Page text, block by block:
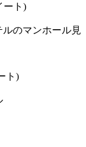
ート)
のマンホール見
ト)